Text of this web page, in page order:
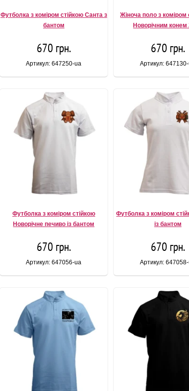
Футболка з коміром стійкою Санта з
бантом
670 грн.
Артикул: 647250-ua
Жіноча поло з коміром
Новорічним конем
670 грн.
Артикул:
Футболка з коміром стійкою
Новорічне печиво із бантом
670 грн.
Артикул: 647056-ua
Футболка з коміром
із бантом
670 грн.
Артикул: